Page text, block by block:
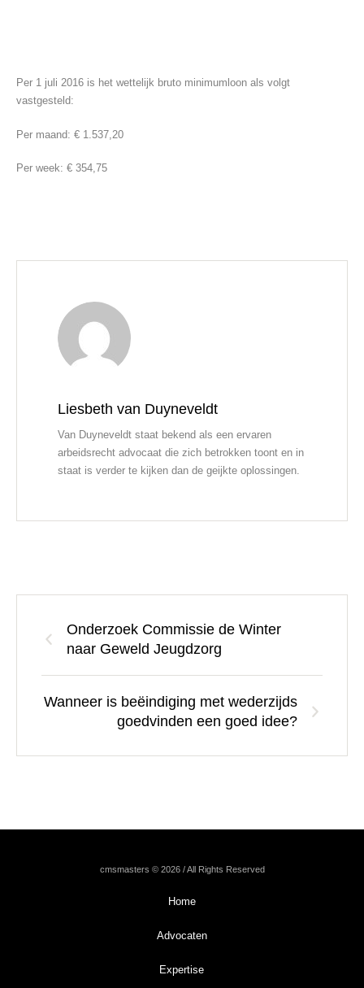
Per 1 juli 2016 is het wettelijk bruto minimumloon als volgt
vastgesteld:
Per maand: € 1.537,20
Per week: € 354,75
Liesbeth van Duyneveldt
Van Duyneveldt staat bekend als een ervaren
arbeidsrecht advocaat die zich betrokken toont en in
staat is verder te kijken dan de geijkte oplossingen.
Onderzoek Commissie de Winter
naar Geweld Jeugdzorg
Wanneer is beëindiging met wederzijds
goedvinden een goed idee?
cmsmasters © 2026 / All Rights Reserved
Home
Advocaten
Expertise